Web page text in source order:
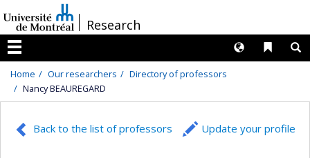
au
contenu
/Research
Menu
Liens
Langues
Home Our researchers
Directory of professors
Nancy BEAUREGARD
Back to the list of professors Update your profile